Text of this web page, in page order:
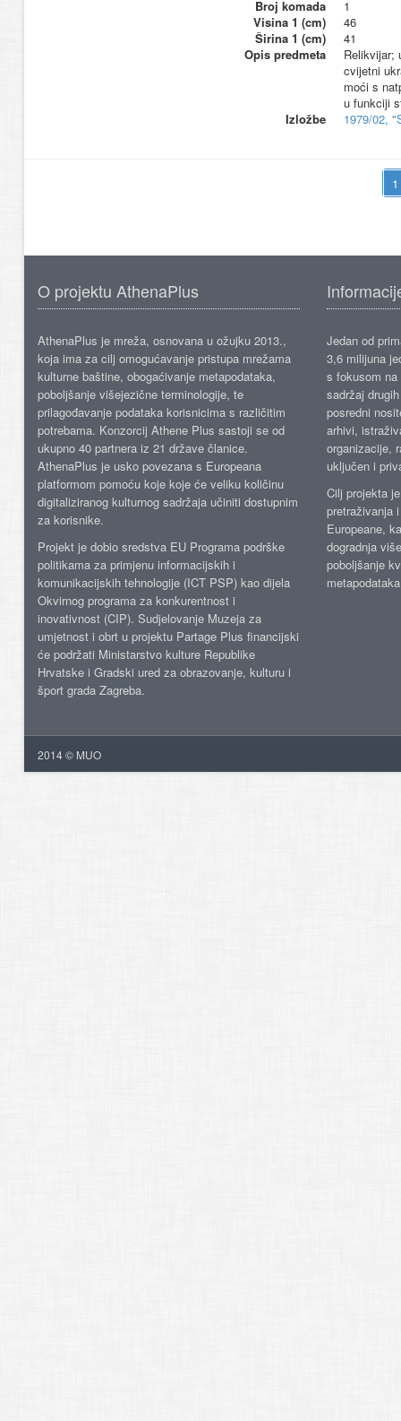
Broj komada
1
Visina 1 (cm)
46
Širina 1 (cm)
41
Opis predmeta
Relikvijar;
cvijetni
moći s
u funkciji
Izložbe
1979/02,
O projektu AthenaPlus
AthenaPlus je mreža, osnovana u ožujku 2013.,
koja ima za cilj omogućavanje pristupa mrežama
kulturne baštine, obogaćivanje metapodataka,
poboljšanje višejezične terminologije, te
prilagođavanje podataka korisnicima s različitim
potrebama. Konzorcij Athene Plus sastoji se od
ukupno 40 partnera iz 21 države članice.
AthenaPlus je usko povezana s Europeana
platformom pomoću koje koje će veliku količinu
digitaliziranog kulturnog sadržaja učiniti dostupnim
za korisnike.
Projekt je dobio sredstva EU Programa podrške
politikama za primjenu informacijskih i
komunikacijskih tehnologije (ICT PSP) kao dijela
Okvirnog programa za konkurentnost i
inovativnost (CIP). Sudjelovanje Muzeja za
umjetnost i obrt u projektu Partage Plus financijski
će podržati Ministarstvo kulture Republike
Hrvatske i Gradski ured za obrazovanje, kulturu i
šport grada Zagreba.
Jedan od
3,6 milijuna
s fokusom
sadržaj
posredni
arhivi,
organizacije,
uključen i
Cilj projekta
pretraživanja
Europeane,
dogradnja
poboljšanje
2014 © MUO